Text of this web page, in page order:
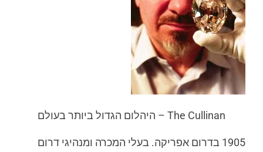
The Cullinan – היהלום הגדול ביותר בעולם
1905 בדרום אפריקה. בעלי המכרה ומנהיגי דרום